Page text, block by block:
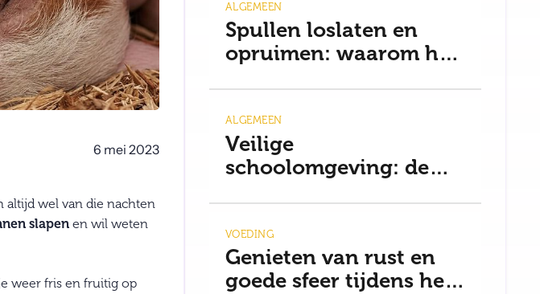
6 mei 2023
altijd wel van die nachten
slapen en wil weten
weer fris en fruitig op
ALGEMEEN
Spullen loslaten en
opruimen: waarom het
ALGEMEEN
Veilige
schoolomgeving: de
VOEDING
Genieten van rust en
goede sfeer tijdens het